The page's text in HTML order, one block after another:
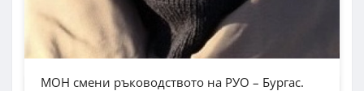
МОН смени ръководството на РУО – Бургас.